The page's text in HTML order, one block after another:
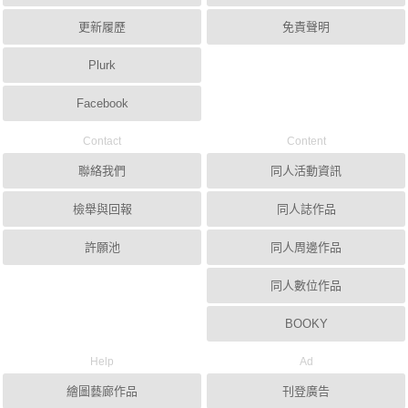
更新履歷
Plurk
Facebook
免責聲明
Contact
聯絡我們
檢舉與回報
許願池
Content
同人活動資訊
同人誌作品
同人周邊作品
同人數位作品
BOOKY
Help
繪圖藝廊作品
Ad
刊登廣告